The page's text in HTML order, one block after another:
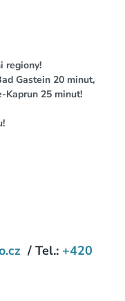
regiony!
Gastein 20 minut,
Kaprun 25 minut!
/ Tel.: +420